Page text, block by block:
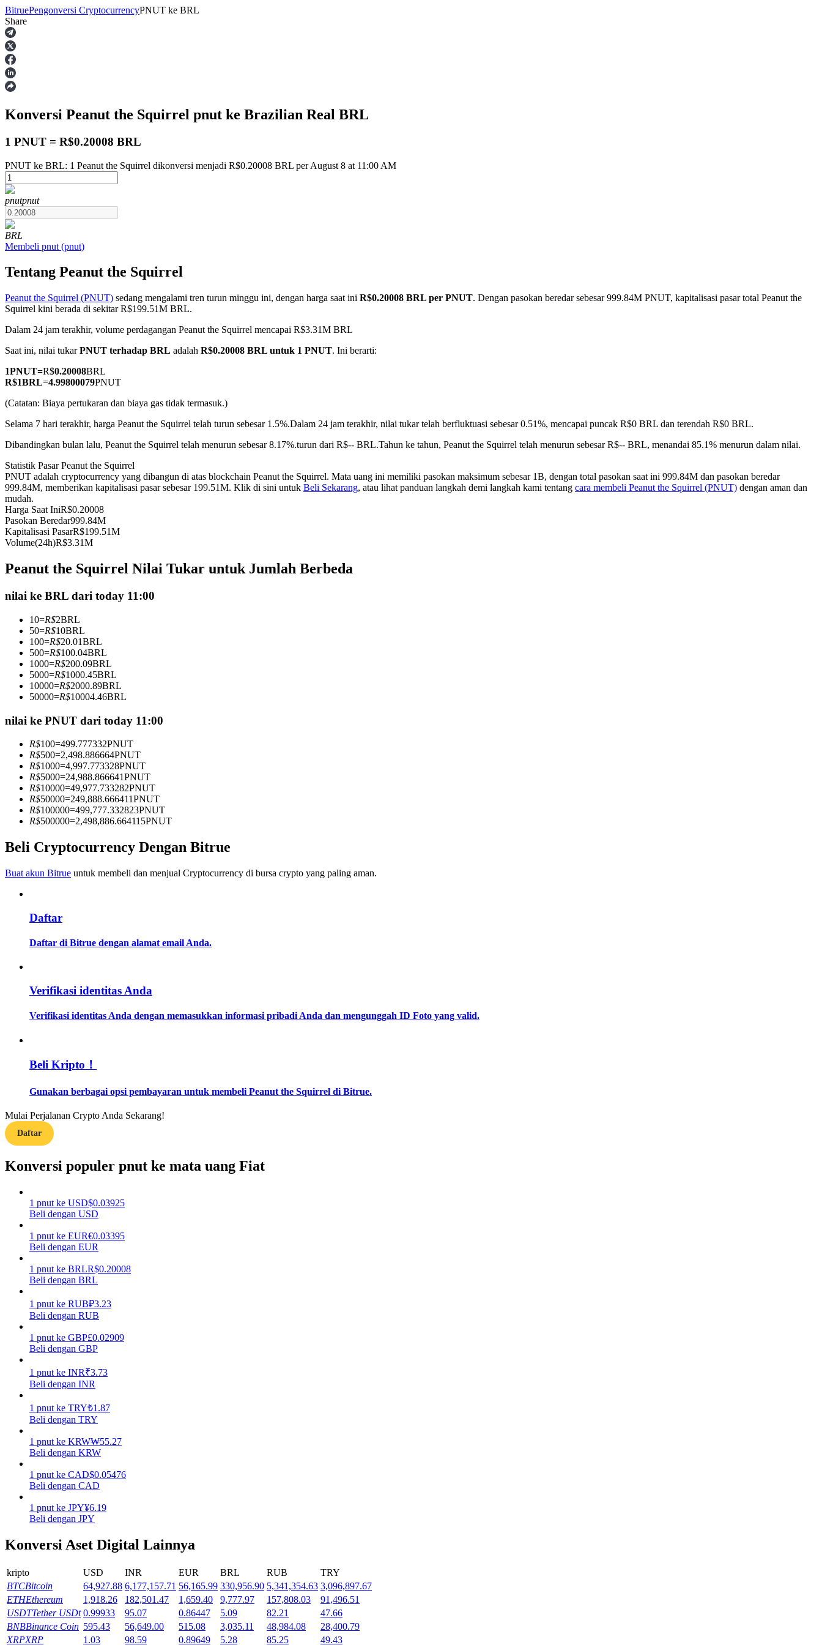
Berjangka
USDT Berjangka
Kontrak berjangka menggunakan USDT sebagai jaminannya
COIN-M Berjangka
Mata Uang Kripto Berjangka
USDC Berjangka
Kontrak berjangka menggunakan USDC sebagai jaminannya
Copy Trading
Nikmati pembagian keuntungan dan komisi copy trading
Analisis data besar termasuk info perdagangan, dll.
Memandu
Panduan Pemula Berjangka
Strategi perdagangan
Menghasilkan
Babi Kekuatan
Dapatkan imbalan kompetitif setiap hari
BitruePengonversi CryptocurrencyPNUT ke BRL
Share
Konversi Peanut the Squirrel pnut ke Brazilian Real BRL
1 PNUT = R$0.20008 BRL
PNUT ke BRL: 1 Peanut the Squirrel dikonversi menjadi R$0.20008 BRL per August 8 at 11:00 AM
pnutpnut
BRL
Membeli pnut (pnut)
Tentang Peanut the Squirrel
Peanut the Squirrel (PNUT) sedang mengalami tren turun minggu ini, dengan harga saat ini R$0.20008 BRL per PNUT. Dengan pasokan beredar sebesar 999.84M PNUT, kapitalisasi pasar total Peanut the
Squirrel kini berada di sekitar R$199.51M BRL.
Dalam 24 jam terakhir, volume perdagangan Peanut the Squirrel mencapai R$3.31M BRL
Saat ini, nilai tukarPNUT terhadap BRL adalah R$0.20008 BRL untuk 1 PNUT. Ini berarti:
1PNUT=R$0.20008BRL
R$1BRL=4.99800079PNUT
(Catatan: Biaya pertukaran dan biaya gas tidak termasuk.)
Selama 7 hari terakhir, harga Peanut the Squirrel telah turun sebesar 1.5%.Dalam 24 jam terakhir, nilai tukar telah berfluktuasi sebesar 0.51%, mencapai puncak R$0 BRL dan terendah R$0 BRL.
Dibandingkan bulan lalu, Peanut the Squirrel telah menurun sebesar 8.17%.turun dari R$-- BRL.Tahun ke tahun, Peanut the Squirrel telah menurun sebesar R$-- BRL, menandai 85.1% menurun dalam nilai.
Statistik Pasar Peanut the Squirrel
PNUT adalah cryptocurrency yang dibangun di atas blockchain Peanut the Squirrel. Mata uang ini memiliki pasokan maksimum sebesar 1B, dengan total pasokan saat ini 999.84M dan pasokan beredar
999.84M, memberikan kapitalisasi pasar sebesar 199.51M. Klik di sini untuk Beli Sekarang, atau lihat panduan langkah demi langkah kami tentang cara membeli Peanut the Squirrel (PNUT) dengan aman dan
mudah.
Harga Saat IniR$0.20008
Pasokan Beredar999.84M
Kapitalisasi PasarR$199.51M
Volume(24h)R$3.31M
Peanut the Squirrel Nilai Tukar untuk Jumlah Berbeda
nilai ke BRL dari today 11:00
10=R$2BRL
50=R$10BRL
100=R$20.01BRL
500=R$100.04BRL
1000=R$200.09BRL
5000=R$1000.45BRL
10000=R$2000.89BRL
50000=R$10004.46BRL
nilai ke PNUT dari today 11:00
R$100=499.777332PNUT
R$500=2,498.886664PNUT
R$1000=4,997.773328PNUT
R$5000=24,988.866641PNUT
R$10000=49,977.733282PNUT
R$50000=249,888.666411PNUT
R$100000=499,777.332823PNUT
R$500000=2,498,886.664115PNUT
Beli Cryptocurrency Dengan Bitrue
Buat akun Bitrue untuk membeli dan menjual Cryptocurrency di bursa crypto yang paling aman.
Daftar
Daftar di Bitrue dengan alamat email Anda.
Verifikasi identitas Anda
Verifikasi identitas Anda dengan memasukkan informasi pribadi Anda dan mengunggah ID Foto yang valid.
Beli Kripto！
Gunakan berbagai opsi pembayaran untuk membeli Peanut the Squirrel di Bitrue.
Mulai Perjalanan Crypto Anda Sekarang!
Daftar
Konversi populer pnut ke mata uang Fiat
1 pnut ke USD$0.03925
Beli dengan USD
1 pnut ke EUR€0.03395
Beli dengan EUR
1 pnut ke BRLR$0.20008
Beli dengan BRL
1 pnut ke RUB₽3.23
Beli dengan RUB
1 pnut ke GBP£0.02909
Beli dengan GBP
1 pnut ke INR₹3.73
Beli dengan INR
1 pnut ke TRY₺1.87
Beli dengan TRY
1 pnut ke KRW₩55.27
Beli dengan KRW
1 pnut ke CAD$0.05476
Beli dengan CAD
1 pnut ke JPY¥6.19
Beli dengan JPY
Konversi Aset Digital Lainnya
kripto USD INR EUR BRL RUB
TRY
BTCBitcoin 64,927.88 6,177,157.71 56,165.99 330,956.90 5,341,354.63 3,096,897.67
ETHEthereum 1,918.26 182,501.47 1,659.40 9,777.97 157,808.03
91,496.51
USDTTether USDt 0.99933 95.07 0.86447 5.09 82.21
47.66
BNBBinance Coin 595.43 56,649.00 515.08 3,035.11 48,984.08
28,400.79
XRPXRP 1.03 98.59 0.89649 5.28 85.25
49.43